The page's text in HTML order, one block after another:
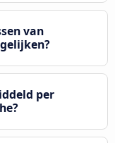
van
per